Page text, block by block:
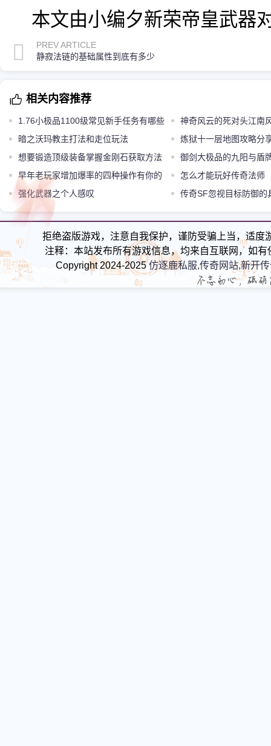
本文由小编夕新荣帝皇武器
PREV ARTICLE
静寂法链的基础属性到底有多少
相关内容推荐
1.76小极品1100级常见新手任务有哪些
神奇风云的死对头江南
下第一会长
暗之沃玛教主打法和走位玩法
炼狱十一层地图攻略分
想要锻造顶级装备掌握金刚石获取方法
才是关键
御剑大极品的九阳与盾
早年老玩家增加爆率的四种操作有你的
回忆吗
怎么才能玩好传奇法师
强化武器之个人感叹
传奇SF忽视目标防御的
拒绝盗版游戏，注意自我保护，谨防受骗上当，适
注释：本站发布所有游戏信息，均来自互联网，如
Copyright 2024-2025仿逐鹿私服,传奇网站,新开